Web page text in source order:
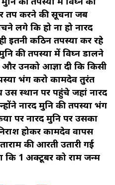
तप करने की सूचना जब
लगे कि हो ना हो नारद
इतनी कठिन तपस्या कर रहे
की तपस्या में विघ्न डालने
उनको आज्ञा दी कि किसी
भंग करो कामदेव तुरंत
उस स्थान पर पहुंचे जहां नारद
नारद मुनि की तपस्या भंग
पर नारद मुनि पर उसका
होकर कामदेव वापस
की आरती उतारी गई
कि 1 अक्टूबर को राम जन्म